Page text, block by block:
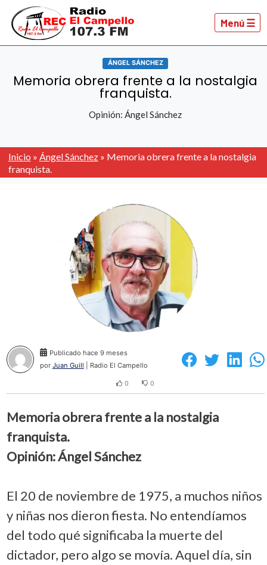
Menú ☰
ÁNGEL SÁNCHEZ
Memoria obrera frente a la nostalgia
franquista.
Opinión: Ángel Sánchez
Inicio » Ángel Sánchez» Memoria obrera frente a la nostalgia
franquista.
Publicado hace 9 meses
por Juan Guill | Radio El Campello
0 0
Memoria obrera frente a la nostalgia
franquista.
Opinión: Ángel Sánchez
El 20 de noviembre de 1975, a muchos niños
y niñas nos dieron fiesta. No entendíamos
del todo qué significaba la muerte del
dictador, pero algo se movía. Aquel día, sin